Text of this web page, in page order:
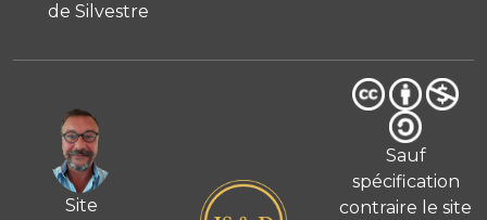
de Silvestre
Site
Sauf
spécification
contraire le site